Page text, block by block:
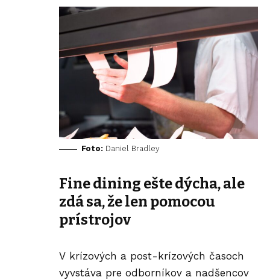
Foto: Daniel Bradley
Fine dining ešte dýcha, ale
zdá sa, že len pomocou
prístrojov
V krízových a post-krízových časoch
vyvstáva pre odborníkov a nadšencov